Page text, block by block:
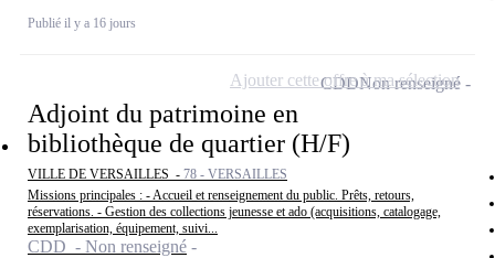
Publié il y a 16 jours
Adjoint du patrimoine en
bibliothèque de quartier (H/F)
VILLE DE VERSAILLES - 78 - VERSAILLES
Missions principales : - Accueil et renseignement du public. Prêts, retours,
réservations. - Gestion des collections jeunesse et ado (acquisitions, catalogage,
exemplarisation, équipement, suivi...
CDD - Non renseigné
CDDNon renseigné
Ajouter cette offre à ma sélection